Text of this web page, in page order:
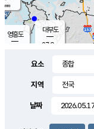
mm
영흥도
대부도
27.9
요소
지역
날짜